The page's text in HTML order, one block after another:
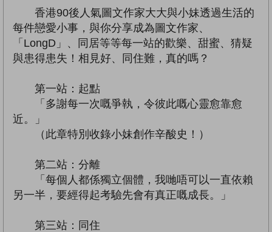
香港90後人氣圖文作家大大與小妹透過生活的
每件戀愛小事，與你分享成為圖文作家、
「LongD」、同居等等每一站的歡樂、甜蜜、猜疑
與患得患失！相見好、同住難，真的嗎？
第一站：起點
「多謝每一次嘅爭執，令彼此嘅心靈愈靠愈
近。」
（此章特別收錄小妹創作辛酸史！）
第二站：分離
「每個人都係獨立個體，我哋唔可以一直依賴
另一半，要經得起考驗先會有真正嘅成長。」
第三站：同住